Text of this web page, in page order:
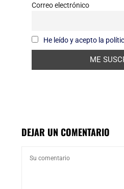
Correo electrónico
He leído y acepto la
DEJAR UN COMENTARIO